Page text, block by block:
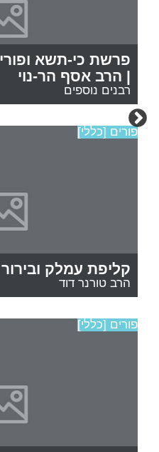
פרשת כי-תשא
| הרב אסף הר-נוי
רבנים נוספים
פורים [כללי]
קליפת עמלק
הרב טורנר דוד
פורים [כללי]